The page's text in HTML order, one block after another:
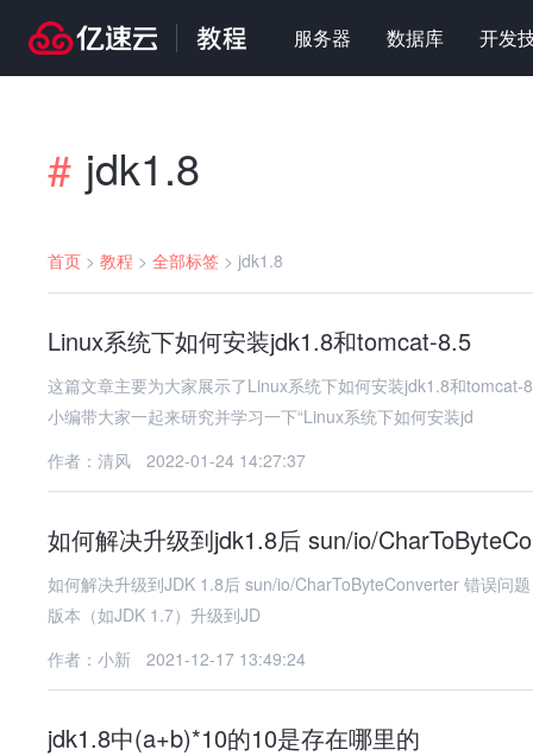
服务器 数据库 开发
# jdk1.8
首页 > 教程 > 全部标签 > jdk1.8
Linux系统下如何安装jdk1.8和tomcat-8.5
这篇文章主要为大家展示了Linux系统下如何安装jdk1.8和
小编带大家一起来研究并学习一下“Linux系统下如何安装jd
作者：清风
2022-01-24 14:27:37
如何解决升级到jdk1.8后 sun/io/
如何解决升级到JDK 1.8后 sun/io/CharToByteConverter 错误问题 引言 在Java开发中，升级JDK版本是常见的操作，尤其是从较旧
版本（如JDK 1.7）升级到JD
作者：小新
2021-12-17 13:49:24
jdk1.8中(a+b)*10的10是存在哪里的